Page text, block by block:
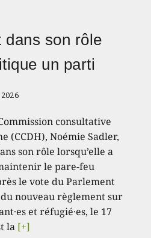
dans son rôle
un parti
consultative
(CCDH), Noémie Sadler,
son rôle lorsqu’elle a
le pare-feu
le vote du Parlement
nouveau règlement sur
et réfugié·es, le 17
la [+]